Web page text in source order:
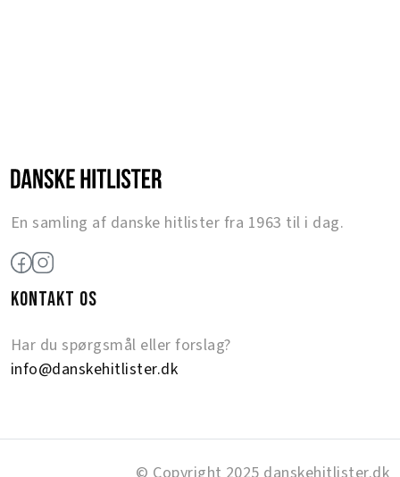
En samling af danske hitlister fra 1963 til i dag.
KONTAKT OS
Har du spørgsmål eller forslag?
info@danskehitlister.dk